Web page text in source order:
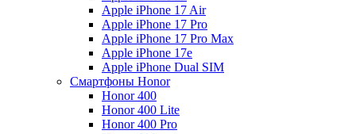
Apple iPhone 17 Air
Apple iPhone 17 Pro
Apple iPhone 17 Pro Max
Apple iPhone 17e
Apple iPhone Dual SIM
Смартфоны Honor
Honor 400
Honor 400 Lite
Honor 400 Pro